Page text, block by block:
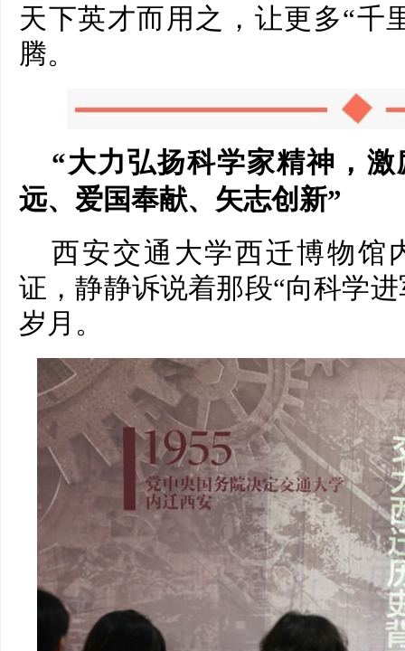
天下英才而用之，让更多“千
腾。
“大力弘扬科学家精神，
远、爱国奉献、矢志创新”
西安交通大学西迁博物馆
证，静静诉说着那段“向科学
岁月。